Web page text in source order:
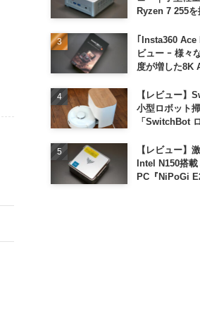
Ryzen 7 255
｢Insta360
ビュー ｰ 様々
度が増した8K
【レビュー】
小型ロボット
「SwitchBot
【レビュー】
Intel N150搭載
PC『NiPoGi